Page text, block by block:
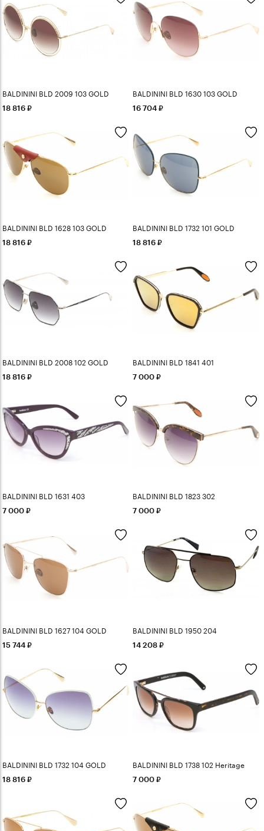
BALDININI BLD 2009 103 GOLD
18 816
BALDININI BLD 1630 103 GOLD
16 704
BALDININI BLD 1628 103 GOLD
18 816
BALDININI BLD 1732 101 GOLD
18 816
BALDININI BLD 2008 102 GOLD
18 816
BALDININI BLD 1841 401
7 000
BALDININI BLD 1631 403
7 000
BALDININI BLD 1823 302
7 000
BALDININI BLD 1627 104 GOLD
15 744
BALDININI BLD 1950 204
14 208
BALDININI BLD 1732 104 GOLD
18 816
BALDININI BLD 1738 102 Heritage
7 000